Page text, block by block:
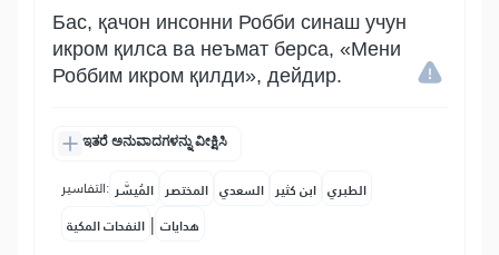
Бас, қачон инсонни Робби синаш учун
икром қилса ва неъмат берса, «Мени
Роббим икром қилди», дейдир.
ಇತರೆ ಅನುವಾದಗಳನ್ನು ವೀಕ್ಷಿಸಿ
التفاسير: المُيسَّر المختصر السعدي ابن كثير الطبري
النفحات المكية | هدايات